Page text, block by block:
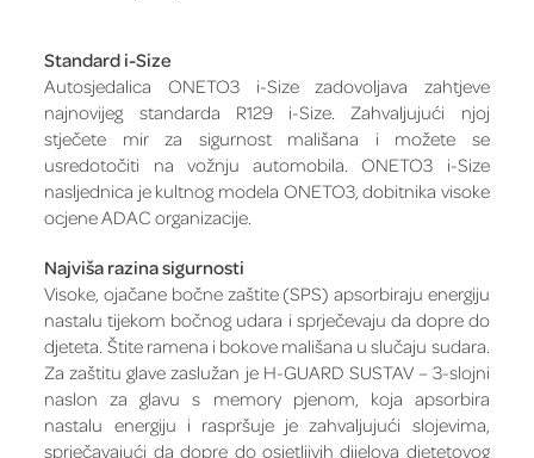
Standard i-Size
Autosjedalica ONETO3 i-Size zadovoljava zahtjeve
najnovijeg standarda R129 i-Size. Zahvaljujući njoj
stječete mir za sigurnost mališana i možete se
usredotočiti na vožnju automobila. ONETO3 i-Size
nasljednica je kultnog modela ONETO3, dobitnika visoke
ocjene ADAC organizacije.
Najviša razina sigurnosti
Visoke, ojačane bočne zaštite (SPS) apsorbiraju energiju
nastalu tijekom bočnog udara i sprječevaju da dopre do
djeteta. Štite ramena i bokove mališana u slučaju sudara.
Za zaštitu glave zaslužan je H-GUARD SUSTAV – 3-slojni
naslon za glavu s memory pjenom, koja apsorbira
nastalu energiju i raspršuje je zahvaljujući slojevima,
sprječavajući da dopre do osjetljivih dijelova djetetovog